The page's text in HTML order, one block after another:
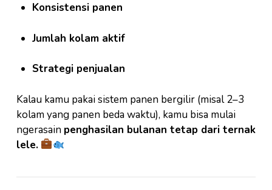
Konsistensi panen
Jumlah kolam aktif
Strategi penjualan
Kalau kamu pakai sistem panen bergilir (misal 2–3
kolam yang panen beda waktu), kamu bisa mulai
ngerasain penghasilan bulanan tetap dari ternak
lele.